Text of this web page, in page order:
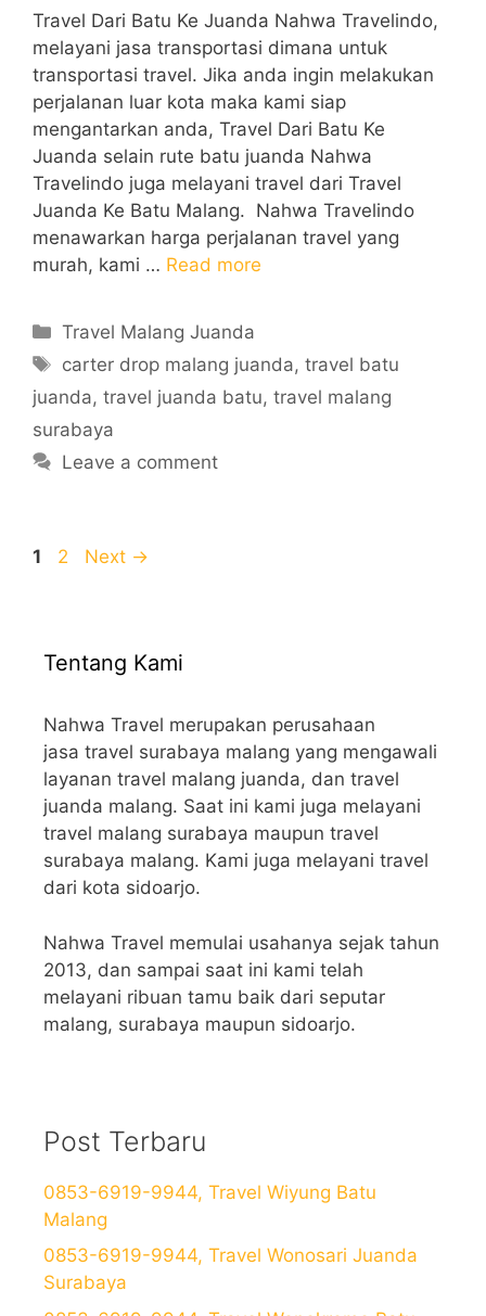
Travel Dari Batu Ke Juanda Nahwa Travelindo,
melayani jasa transportasi dimana untuk
transportasi travel. Jika anda ingin melakukan
perjalanan luar kota maka kami siap
mengantarkan anda, Travel Dari Batu Ke
Juanda selain rute batu juanda Nahwa
Travelindo juga melayani travel dari Travel
Juanda Ke Batu Malang. Nahwa Travelindo
menawarkan harga perjalanan travel yang
murah, kami … Read more
Categories
Travel Malang Juanda
Tags
carter drop malang juanda,travel batu
juanda, travel juanda batu, travel malang
surabaya
Leave a comment
Page
1 Page
2 Next →
Tentang Kami
Nahwa Travel merupakan perusahaan
jasa travel surabaya malang yang mengawali
layanan travel malang juanda, dan travel
juanda malang. Saat ini kami juga melayani
travel malang surabaya maupun travel
surabaya malang. Kami juga melayani travel
dari kota sidoarjo.
Nahwa Travel memulai usahanya sejak tahun
2013, dan sampai saat ini kami telah
melayani ribuan tamu baik dari seputar
malang, surabaya maupun sidoarjo.
Post Terbaru
0853-6919-9944, Travel Wiyung Batu
Malang
0853-6919-9944, Travel Wonosari Juanda
Surabaya